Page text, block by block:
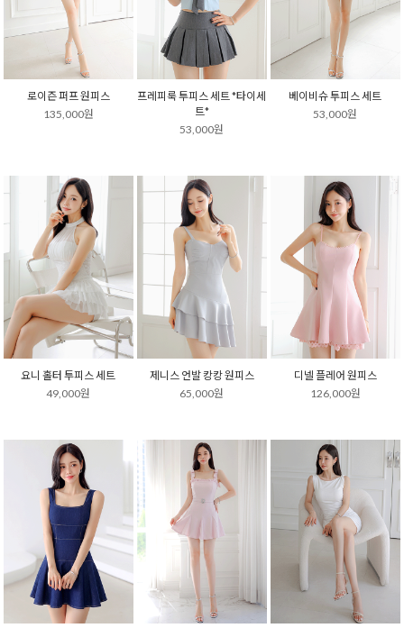
로이즌 퍼프 원피스
135,000원
프레피룩 투피스 세트 *타이세
트*
53,000원
베이비슈 투피스 세트
53,000원
요니 홀터 투피스 세트
49,000원
제니스 언발 캉캉 원피스
65,000원
디넬 플레어 원피스
126,000원